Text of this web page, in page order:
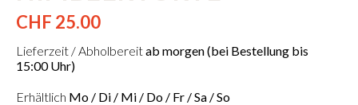
CHF 25.00
Lieferzeit / Abholbereitab morgen (bei Bestellung bis
15:00 Uhr)
Erhältlich Mo / Di / Mi / Do / Fr / Sa / So